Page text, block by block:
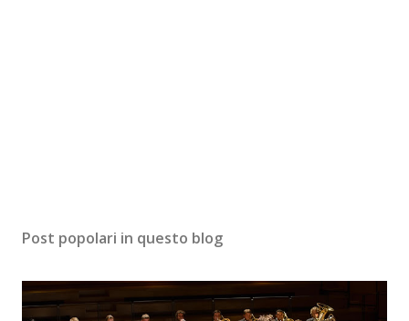
Post popolari in questo blog